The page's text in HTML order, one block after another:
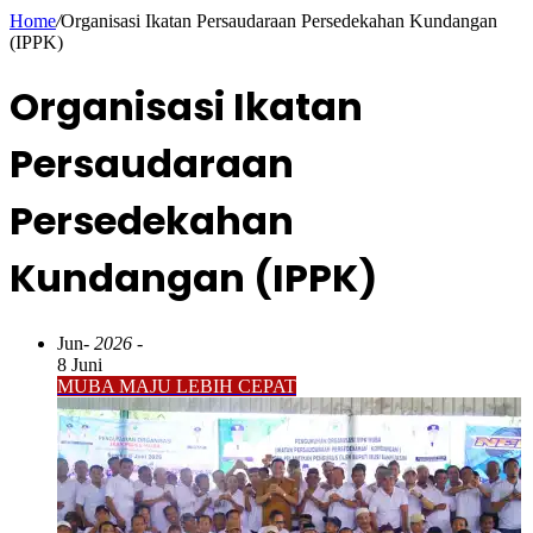
Home/Organisasi Ikatan Persaudaraan Persedekahan Kundangan
(IPPK)
Organisasi Ikatan
Persaudaraan
Persedekahan
Kundangan (IPPK)
Jun- 2026 -
8 Juni
MUBA MAJU LEBIH CEPAT